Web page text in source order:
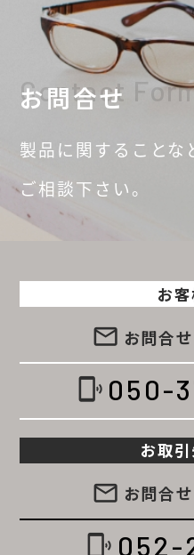
お問合せ
Contact
製品に関することな
ご相談下さい。
お
email お問合せ
phonelink_ring 050-
お取
email お問合せ
phonelink_ring 052-